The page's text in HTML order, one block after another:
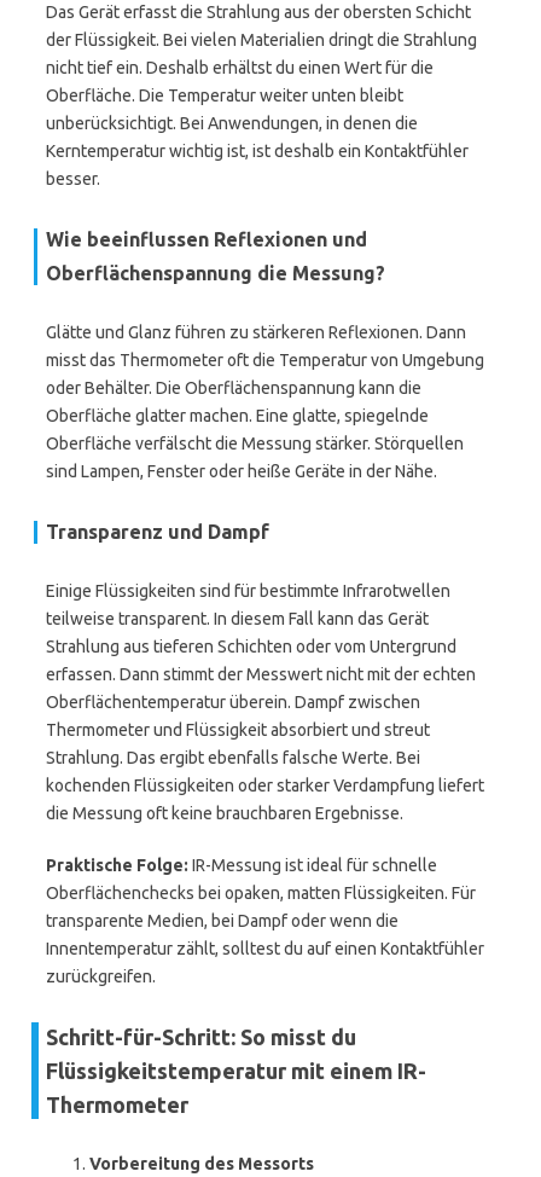
Das Gerät erfasst die Strahlung aus der obersten Schicht
der Flüssigkeit. Bei vielen Materialien dringt die Strahlung
nicht tief ein. Deshalb erhältst du einen Wert für die
Oberfläche. Die Temperatur weiter unten bleibt
unberücksichtigt. Bei Anwendungen, in denen die
Kerntemperatur wichtig ist, ist deshalb ein Kontaktfühler
besser.
Wie beeinflussen Reflexionen und
Oberflächenspannung die Messung?
Glätte und Glanz führen zu stärkeren Reflexionen. Dann
misst das Thermometer oft die Temperatur von Umgebung
oder Behälter. Die Oberflächenspannung kann die
Oberfläche glatter machen. Eine glatte, spiegelnde
Oberfläche verfälscht die Messung stärker. Störquellen
sind Lampen, Fenster oder heiße Geräte in der Nähe.
Transparenz und Dampf
Einige Flüssigkeiten sind für bestimmte Infrarotwellen
teilweise transparent. In diesem Fall kann das Gerät
Strahlung aus tieferen Schichten oder vom Untergrund
erfassen. Dann stimmt der Messwert nicht mit der echten
Oberflächentemperatur überein. Dampf zwischen
Thermometer und Flüssigkeit absorbiert und streut
Strahlung. Das ergibt ebenfalls falsche Werte. Bei
kochenden Flüssigkeiten oder starker Verdampfung liefert
die Messung oft keine brauchbaren Ergebnisse.
Praktische Folge: IR-Messung ist ideal für schnelle
Oberflächenchecks bei opaken, matten Flüssigkeiten. Für
transparente Medien, bei Dampf oder wenn die
Innentemperatur zählt, solltest du auf einen Kontaktfühler
zurückgreifen.
Schritt-für-Schritt: So misst du
Flüssigkeitstemperatur mit einem IR-
Thermometer
Vorbereitung des Messorts